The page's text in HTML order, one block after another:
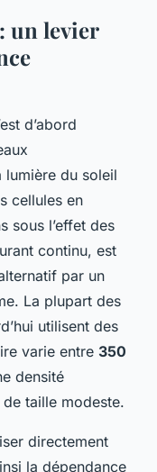
un levier
d’abord
du soleil
cellules en
sous l’effet des
continu, est
par un
La plupart des
utilisent des
varie entre 350
densité
de taille modeste.
directement
la dépendance